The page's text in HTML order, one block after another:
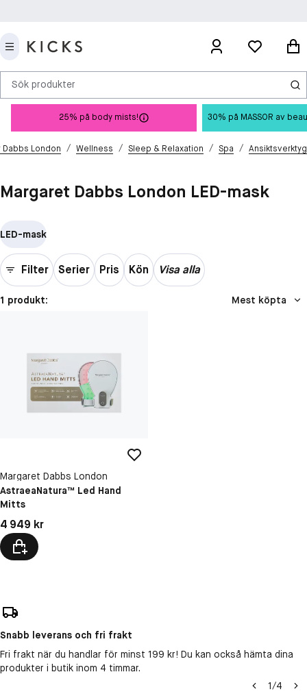
Sök produkter
25% på body mists! 30% på MASSOR av
Dabbs London / Wellness / Sleep & Relaxation / Spa / Ansiktsverktyg
Margaret Dabbs London LED-mask
LED-mask
Filter Serier Pris Kön Visa alla
1 produkt: Mest köpta
Margaret Dabbs London
AstraeaNatura™ Led Hand
Mitts
Pris: 4 949 kr
4 949 kr
Snabb leverans och fri frakt
Fri frakt när du handlar för minst 199 kr! Du kan också hämta dina
produkter i butik inom 4 timmar.
1/4